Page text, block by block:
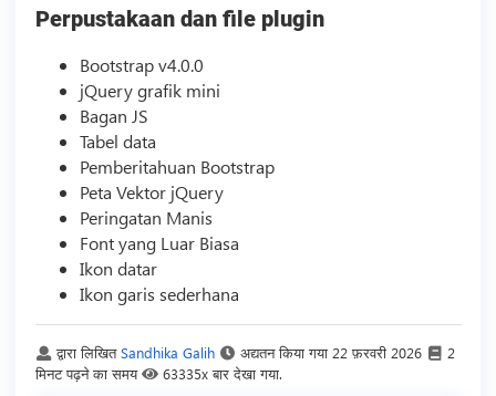
Perpustakaan dan file plugin
Bootstrap v4.0.0
jQuery grafik mini
Bagan JS
Tabel data
Pemberitahuan Bootstrap
Peta Vektor jQuery
Peringatan Manis
Font yang Luar Biasa
Ikon datar
Ikon garis sederhana
द्वारा लिखितSandhika Galih अद्यतन किया गया 22 फ़रवरी 2026
2
मिनट पढ़ने का समय
63335x बार देखा गया.